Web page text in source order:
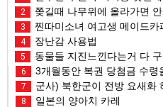
2 쫒길때 나무위에 올라가면
3 찐따미소녀 여고생 메이드카
4 장난감 사용법
5 동물들 지진느낀다는거 다
6 3개월동안 복권 당첨금 수령
7 군사) 북한군이 전방 요새화
8 일본의 양아치 카레